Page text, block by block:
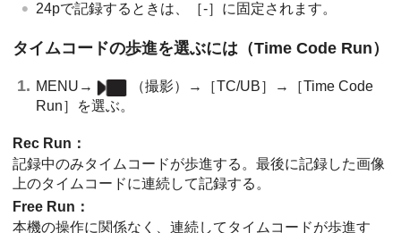
24pで記録するときは、 ［-］ に固定されます。
タイムコードの歩進を選ぶには（Time Code Run）
MENU → （撮影）→ ［TC/UB］ →
［Time Code
Run］
を選ぶ。
Rec Run ：
記録中のみタイムコードが歩進する。最後に記録した画像
上のタイムコードに連続して記録する。
Free Run ：
本機の操作に関係なく、連続してタイムコードが歩進す